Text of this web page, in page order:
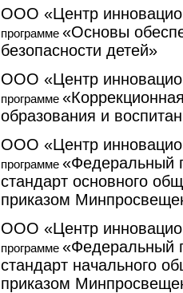
ООО «Центр
программе «Основы
безопасности детей»
ООО «Центр
программе
образования и
ООО «Центр
программе «Федеральный
стандарт основного
приказом
ООО «Центр
программе «Федеральный
стандарт начального
приказом